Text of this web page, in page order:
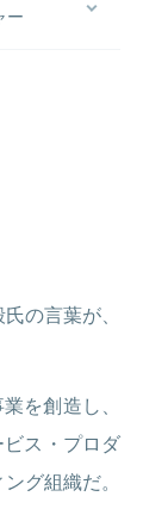
ー
トビートへ入
の言葉が、
を創造し、
ス・プロダ
グ組織だ。